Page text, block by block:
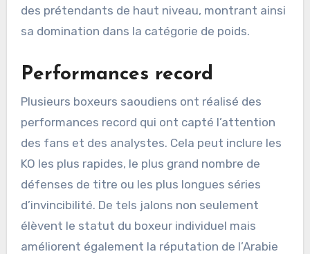
des prétendants de haut niveau, montrant ainsi
sa domination dans la catégorie de poids.
Performances record
Plusieurs boxeurs saoudiens ont réalisé des
performances record qui ont capté l’attention
des fans et des analystes. Cela peut inclure les
KO les plus rapides, le plus grand nombre de
défenses de titre ou les plus longues séries
d’invincibilité. De tels jalons non seulement
élèvent le statut du boxeur individuel mais
améliorent également la réputation de l’Arabie